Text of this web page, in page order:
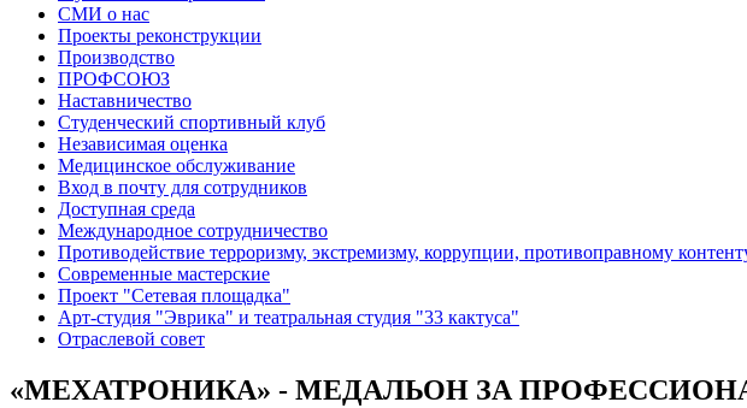
СМИ о нас
Проекты реконструкции
Производство
ПРОФСОЮЗ
Наставничество
Студенческий спортивный клуб
Независимая оценка
Медицинское обслуживание
Вход в почту для сотрудников
Доступная среда
Международное сотрудничество
Противодействие терроризму, экстремизму, коррупции, противоправному
Современные мастерские
Проект "Сетевая площадка"
Арт-студия "Эврика" и театральная студия "33 кактуса"
Отраслевой совет
«МЕХАТРОНИКА» - МЕДАЛЬОН ЗА